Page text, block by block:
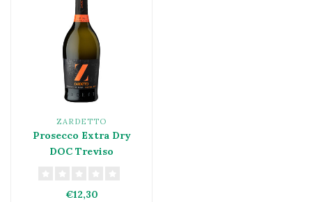
ZARDETTO
Prosecco Extra Dry
DOC Treviso
€12,30